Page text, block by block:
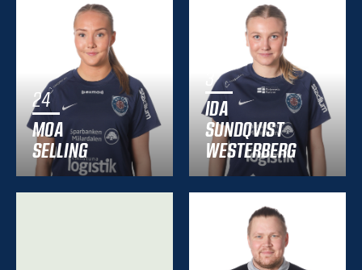
24
MOA
SELLING
3
IDA
SUNDQVIST
WESTERBERG